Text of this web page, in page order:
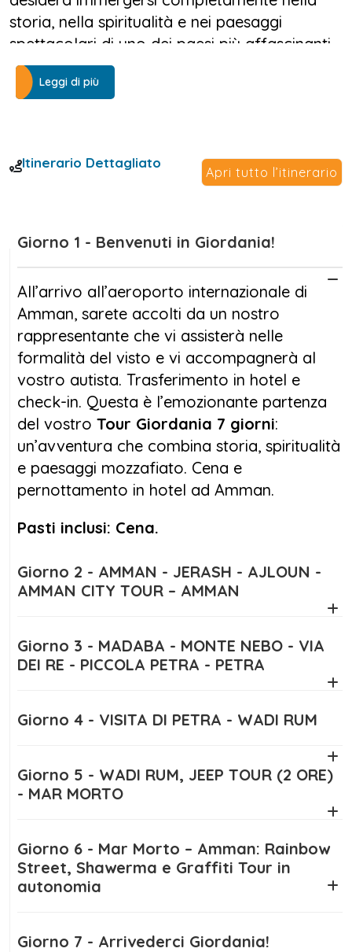
storia, nella spiritualità e nei paesaggi
spettacolari di uno dei paesi più affascinanti
del Medio Oriente.
Il viaggio inizia ad Amman, capitale vivace e
italianati porterà alla scoperta dei tesori del
nord: la straordinaria città romana di Jerash,
conservati, e l'imponente castello di Ajloun,
Il giorno seguente è dedicato a un itinerario
ricco di spiritualità e cultura. Visiterai
Madaba, famosa per i mosaici bizantini, e il
Monte Nebo, il punto da cui Mosè avvistò la
Terra Promessa. Seguendo l’antica Via dei Re,
raggiungerai la suggestiva Piccola Petra,
un’introduzione perfetta alla meraviglia che ti
attende: Petra, la città rosa scolpita nella
roccia, uno dei siti archeologici più
spettacolari al mondo.
Nel quarto giorno del
maestosità, accompagnato da una guida
esperta. Il percorso ti porterà attraverso il
profondità tra tombe, templi e anfiteatri. Nel
pomeriggio, ti dirigerai verso il magico
beduino sotto un cielo stellato mozzafiato.
Il giorno successivo è dedicato a un
emozionante safari in jeep nel Wadi Rum, tra
sue acque salate e godere di un’esperienza di
benessere naturale unica.
Amman in autonomia, passeggiando per
Leggi di più
Itinerario Dettagliato
Apri tutto l’itinerario
Giorno 1 - Benvenuti in Giordania!
All’arrivo all’aeroporto internazionale di
Amman, sarete accolti da un nostro
rappresentante che vi assisterà nelle
formalità del visto e vi accompagnerà al
vostro autista. Trasferimento in hotel e
check-in. Questa è l’emozionante partenza
del vostro Tour Giordania 7 giorni:
un’avventura che combina storia, spiritualità
e paesaggi mozzafiato. Cena e
pernottamento in hotel ad Amman.
Pasti inclusi: Cena.
Giorno 2 - AMMAN - JERASH - AJLOUN -
AMMAN CITY TOUR – AMMAN
Giorno 3 - MADABA - MONTE NEBO - VIA
DEI RE - PICCOLA PETRA - PETRA
Giorno 4 - VISITA DI PETRA - WADI RUM
Giorno 5 - WADI RUM, JEEP TOUR (2 ORE)
- MAR MORTO
Giorno 6 - Mar Morto – Amman: Rainbow
Street, Shawerma e Graffiti Tour in
autonomia
Giorno 7 - Arrivederci Giordania!